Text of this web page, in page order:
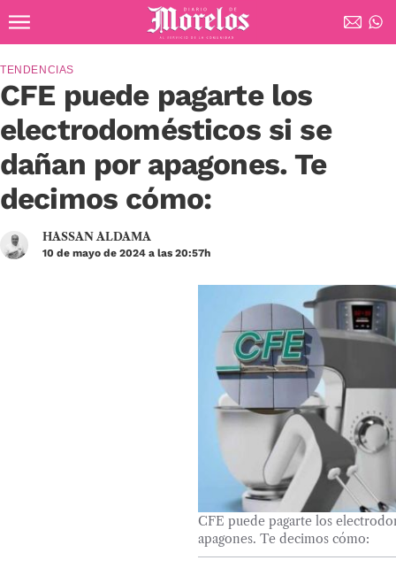
Diario de Morelos
CFE puede pagarte los
electrodomésticos si se
dañan por apagones. Te
decimos cómo:
TENDENCIAS
HASSAN ALDAMA
10 de mayo de 2024 a las 20:57h
CFE puede pagarte los
apagones. Te decimos cómo: